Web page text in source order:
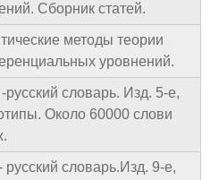
Сборник статей.
методы теории
уровнений.
русский словарь. Изд. 5-е,
Около 60000 слови
русский словарь.Изд. 9-е,